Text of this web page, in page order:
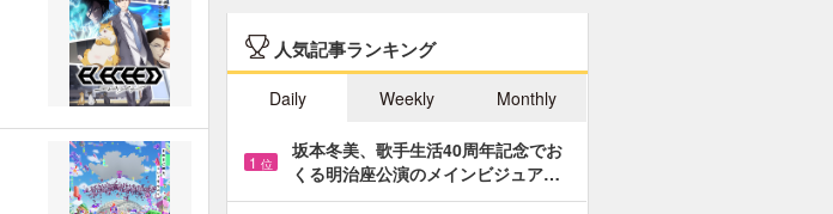
人気記事ランキング
Daily Weekly Monthly
1 位
坂本冬美、歌手生活40周年記念でお
くる明治座公演のメインビジュア…